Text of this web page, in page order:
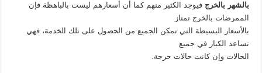
بالشهر بالخرج فيوجد الكثير منهم كما أن أسعارهم ليست بالباهظة فإن
الممرضات بالخرج تمتاز
بالأسعار البسيطة التي تمكن الجميع من الحصول على تلك الخدمة، فهي
تساعد الكبار في جميع
الحالات وإن كانت حالات حرجة.